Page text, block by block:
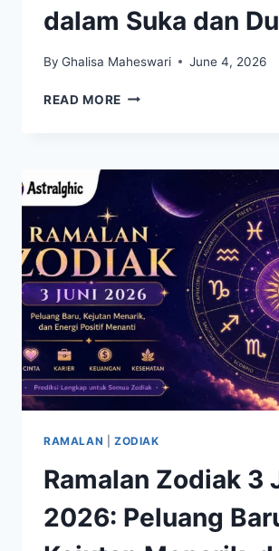
dalam Suka dan
By Ghalisa Maheswari June 4, 2026
READ MORE 9
DISEBUT
SETIA
MENEMANI
DALAM
SUKA
DAN
DUKA
RAMALAN ZODIAK
Ramalan Zodiak 3
2026: Peluang